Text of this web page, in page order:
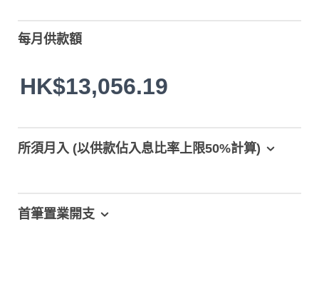
每月供款額
HK$13,056.19
所須月入 (以供款佔入息比率上限50%計算)
首筆置業開支